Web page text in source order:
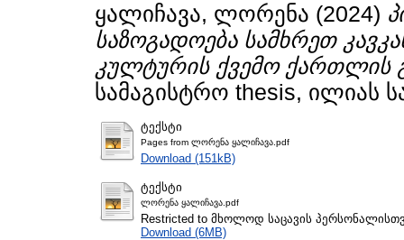
ყალიჩავა, ლორენა (2024)
საზოგადოება სამხრეთ
კულტურის ქვემო ქართლის
სამაგისტრო thesis, ილიას
ტექსტი
Pages from ლორენა ყალიჩავა.pdf
Download (151kB)
ტექსტი
ლორენა ყალიჩავა.pdf
Restricted to მხოლოდ საცავის
Download (6MB)